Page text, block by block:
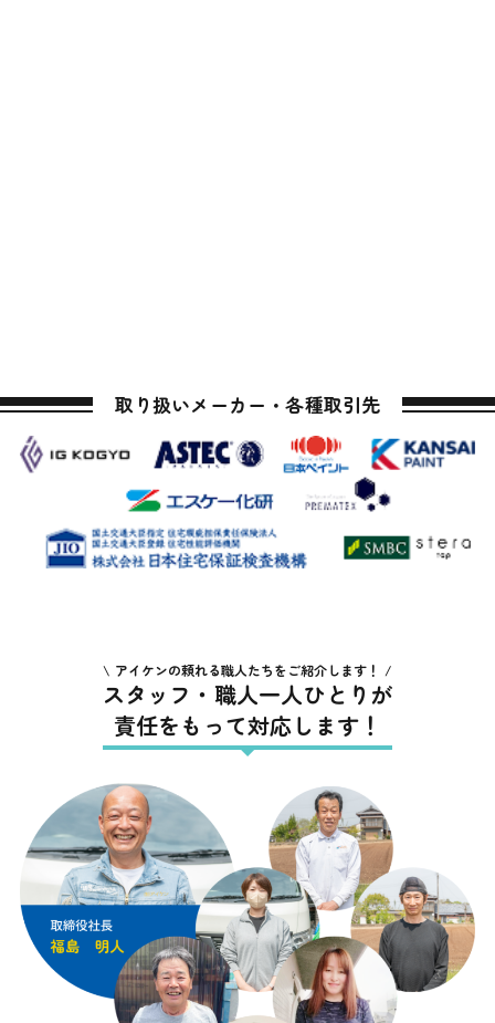
取り扱いメーカー・各種取引先
アイケンの頼れる職人たちをご紹介します！
スタッフ・職人一人ひとりが
責任をもって対応します！